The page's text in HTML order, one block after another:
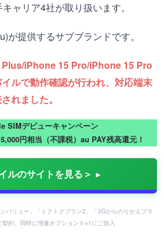
ャリア4社が取り扱います。
が提供するサブブランドです。
iPhone 15 Pro/iPhone 15 Pro
ルで動作確認が行われ、対応端末
れました。
SIMデビューキャンペーン
円相当（不課税）au PAY残高還元！
ルのサイトを見る＞
バリュー」「トクトクプラン2」「3Gからのりかえプラ
契約、同時に増量オプションⅡ※1にご加入